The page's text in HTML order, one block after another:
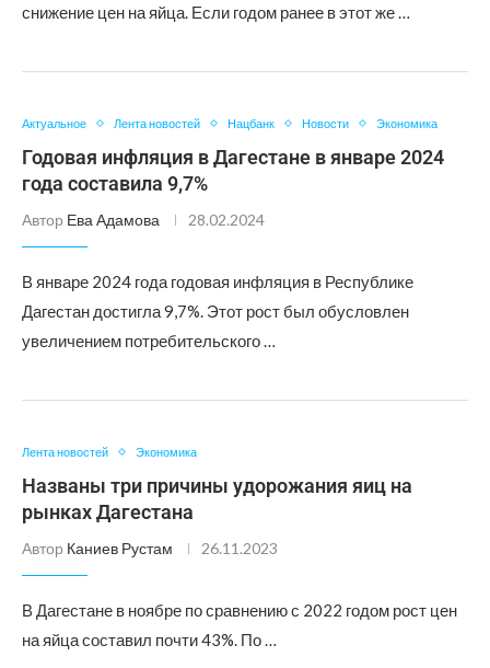
снижение цен на яйца. Если годом ранее в этот же …
Актуальное Лента новостей Нацбанк Новости Экономика
Годовая инфляция в Дагестане в январе 2024
года составила 9,7%
Автор Ева Адамова 28.02.2024
В январе 2024 года годовая инфляция в Республике
Дагестан достигла 9,7%. Этот рост был обусловлен
увеличением потребительского …
Лента новостей Экономика
Названы три причины удорожания яиц на
рынках Дагестана
Автор Каниев Рустам 26.11.2023
В Дагестане в ноябре по сравнению с 2022 годом рост цен
на яйца составил почти 43%. По …